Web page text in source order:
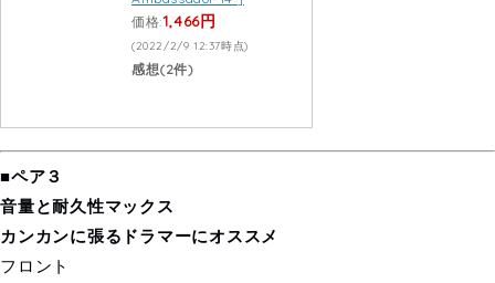
価格:1,466円
(2022/2/9 12:37時点)
感想(2件)
■ペア３
音量と耐久性マックス
カンカンに張るドラマーにオススメ
フロント